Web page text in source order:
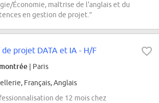
Économie, maîtrise de l'anglais et du
en gestion de projet.”
projet DATA et IA - H/F
| Paris
Français, Anglais
de 12 mois chez